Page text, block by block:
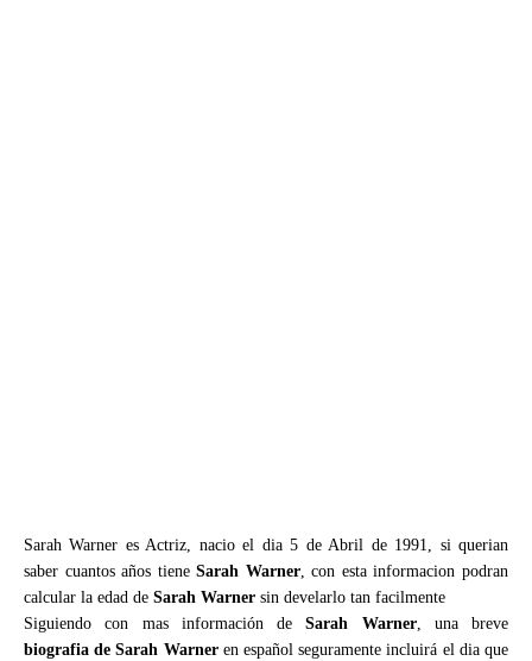
Sarah Warner es Actriz, nacio el dia 5 de Abril de 1991, si querian
saber cuantos años tieneSarah Warner, con esta informacion podran
calcular la edad de Sarah Warner sin develarlo tan facilmente
Siguiendo con mas información deSarah Warner, una breve
biografia de Sarah Warneren español seguramente incluirá el dia que